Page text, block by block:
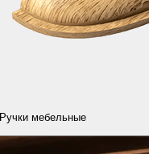
Ручки мебельные